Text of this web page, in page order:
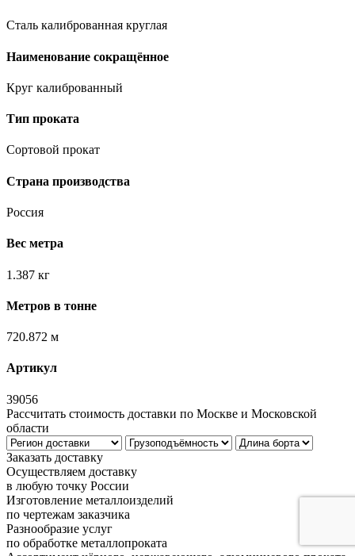
Сталь калиброванная круглая
Наименование сокращённое
Круг калиброванный
Тип проката
Сортовой прокат
Страна производства
Россия
Вес метра
1.387 кг
Метров в тонне
720.872 м
Артикул
39056
Рассчитать стоимость доставки по Москве и Московской
области
Заказать доставку
Осуществляем доставку
в любую точку России
Изготовление металлоизделий
по чертежам заказчика
Разнообразие услуг
по обработке металлопроката